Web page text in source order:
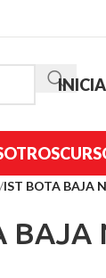
/IST BOTA BAJA
BAJA